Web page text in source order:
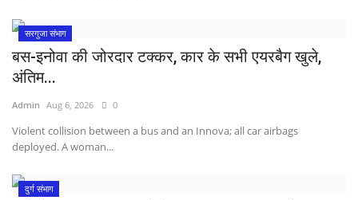
सरगुजा संभाग
बस-इनोवा की जोरदार टक्कर, कार के सभी एयरबैग खुले,
अंतिम...
Admin Aug 6, 2026 0
Violent collision between a bus and an Innova; all car airbags
deployed. A woman...
दुर्ग संभाग